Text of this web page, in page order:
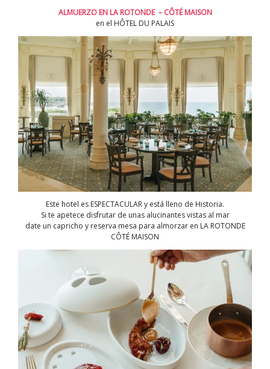
ALMUERZO EN LA ROTONDE – CÔTÉ MAISON
en el HÔTEL DU PALAIS
Este hotel es ESPECTACULAR y está lleno de Historia.
Si te apetece disfrutar de unas alucinantes vistas al mar
date un capricho y reserva mesa para almorzar en LA ROTONDE
CÔTÉ MAISON